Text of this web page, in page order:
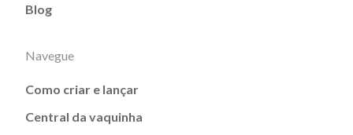
Blog
Navegue
Como criar e lançar
Central da vaquinha